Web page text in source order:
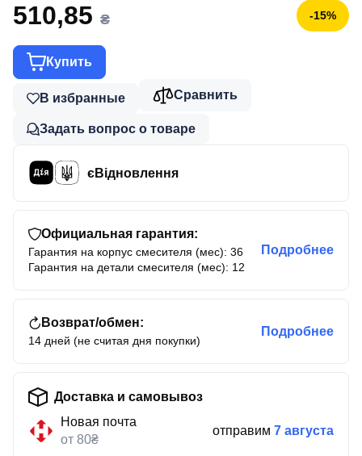
510,85 ₴ -15%
Купить
В избранные Сравнить
Задать вопрос о товаре
єВідновлення
Официальная гарантия:
Гарантия на корпус смесителя (мес): 36
Гарантия на детали смесителя (мес): 12
Подробнее
Возврат/обмен:
14 дней (не считая дня покупки)
Подробнее
Доставка и самовывоз
Новая почта
от 80₴
отправим 7 августа